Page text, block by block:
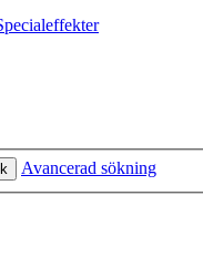
Avancerad sökning